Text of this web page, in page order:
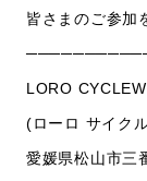
皆さまのご参加
LORO
(ローロ サイク
愛媛県松山市三